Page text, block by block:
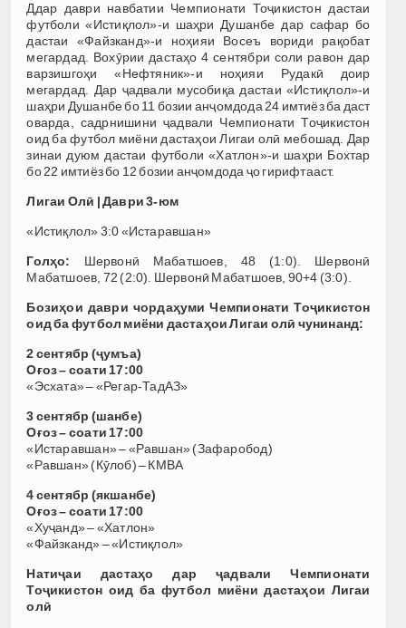
Ддар даври навбатии Чемпионати Тоҷикистон дастаи
футболи «Истиқлол»-и шаҳри Душанбе дар сафар бо
дастаи «Файзканд»-и ноҳияи Восеъ вориди рақобат
мегардад. Вохӯрии дастаҳо 4 сентябри соли равон дар
варзишгоҳи «Нефтяник»-и ноҳияи Рудакӣ доир
мегардад. Дар ҷадвали мусобиқа дастаи «Истиқлол»-и
шаҳри Душанбе бо 11 бозии анҷомдода 24 имтиёз ба даст
оварда, садрнишини ҷадвали Чемпионати Тоҷикистон
оид ба футбол миёни дастаҳои Лигаи олӣ мебошад. Дар
зинаи дуюм дастаи футболи «Хатлон»-и шаҳри Бохтар
бо 22 имтиёз бо 12 бозии анҷомдода ҷо гирифтааст.
Лигаи Олӣ | Даври 3-юм
«Истиқлол» 3:0 «Истаравшан»
Голҳо:
Шервонӣ Мабатшоев, 48 (1:0). Шервонӣ
Мабатшоев, 72 (2:0). Шервонӣ Мабатшоев, 90+4 (3:0).
Бозиҳои даври чордаҳуми Чемпионати Тоҷикистон
оид ба футбол миёни дастаҳои Лигаи олӣ чунинанд:
2 сентябр (ҷумъа)
Оғоз – соати 17:00
«Эсхата» – «Регар-ТадАЗ»
3 сентябр (шанбе)
Оғоз – соати 17:00
«Истаравшан» – «Равшан» (Зафаробод)
«Равшан» (Кӯлоб) – КМВА
4 сентябр (якшанбе)
Оғоз – соати 17:00
«Хуҷанд» – «Хатлон»
«Файзканд» – «Истиқлол»
Натиҷаи дастаҳо дар ҷадвали Чемпионати
Тоҷикистон оид ба футбол миёни дастаҳои Лигаи
олӣ